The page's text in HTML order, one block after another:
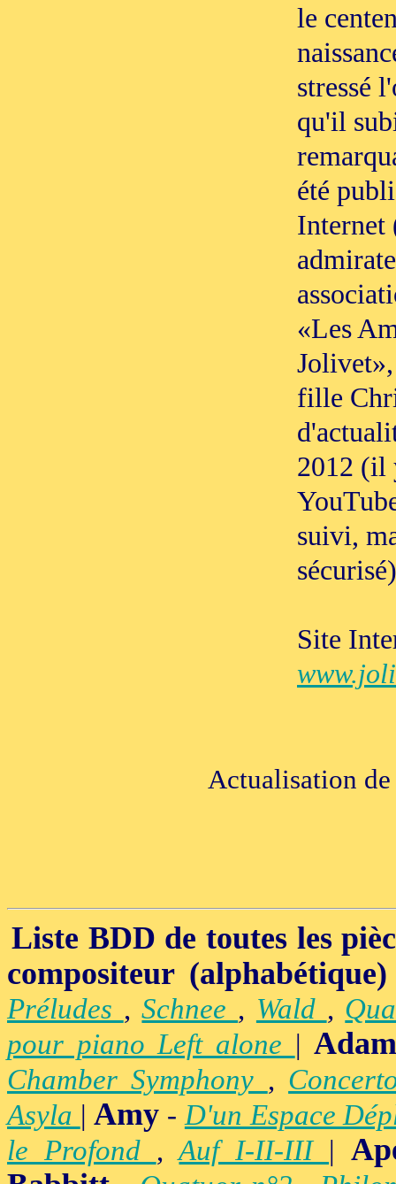
le
stressé
qu'il
été
Internet
«Les
fille
2012 (il
suivi,
sécurisé)
Site
Actualisation
Liste BDD de toutes les
compositeur (alphabétique)
Préludes ,Schnee , Wald ,
pour piano Left alone |
Chamber Symphony ,
Asyla |Amy -D'un Espace
le Profond ,Auf I-II-III |